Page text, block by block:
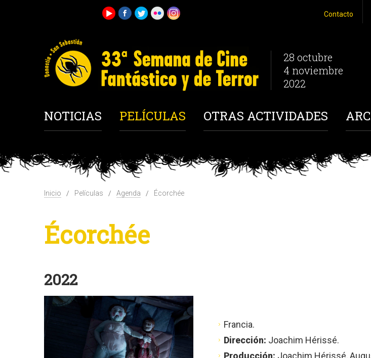
Contacto
28 octubre
4 noviembre
2022
NOTICIAS PELÍCULAS OTRAS ACTIVIDADES
Inicio Películas Agenda Écorchée
Écorchée
2022
Francia.
Dirección: Joachim Hérissé.
Producción: Joachim Hérissé,